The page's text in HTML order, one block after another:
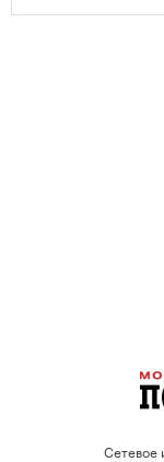
Сетевое